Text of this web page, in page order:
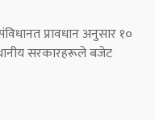
प्रावधान अनुसार १०
सरकारहरूले बजेट